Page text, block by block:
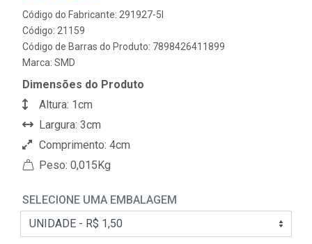
Código do Fabricante: 291927-5I
Código: 21159
Código de Barras do Produto: 7898426411899
Marca: SMD
Dimensões do Produto
Altura: 1cm
Largura: 3cm
Comprimento: 4cm
Peso: 0,015Kg
SELECIONE UMA EMBALAGEM